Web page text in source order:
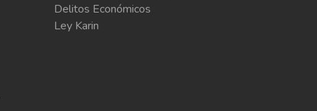
Delitos Económicos
Ley Karin